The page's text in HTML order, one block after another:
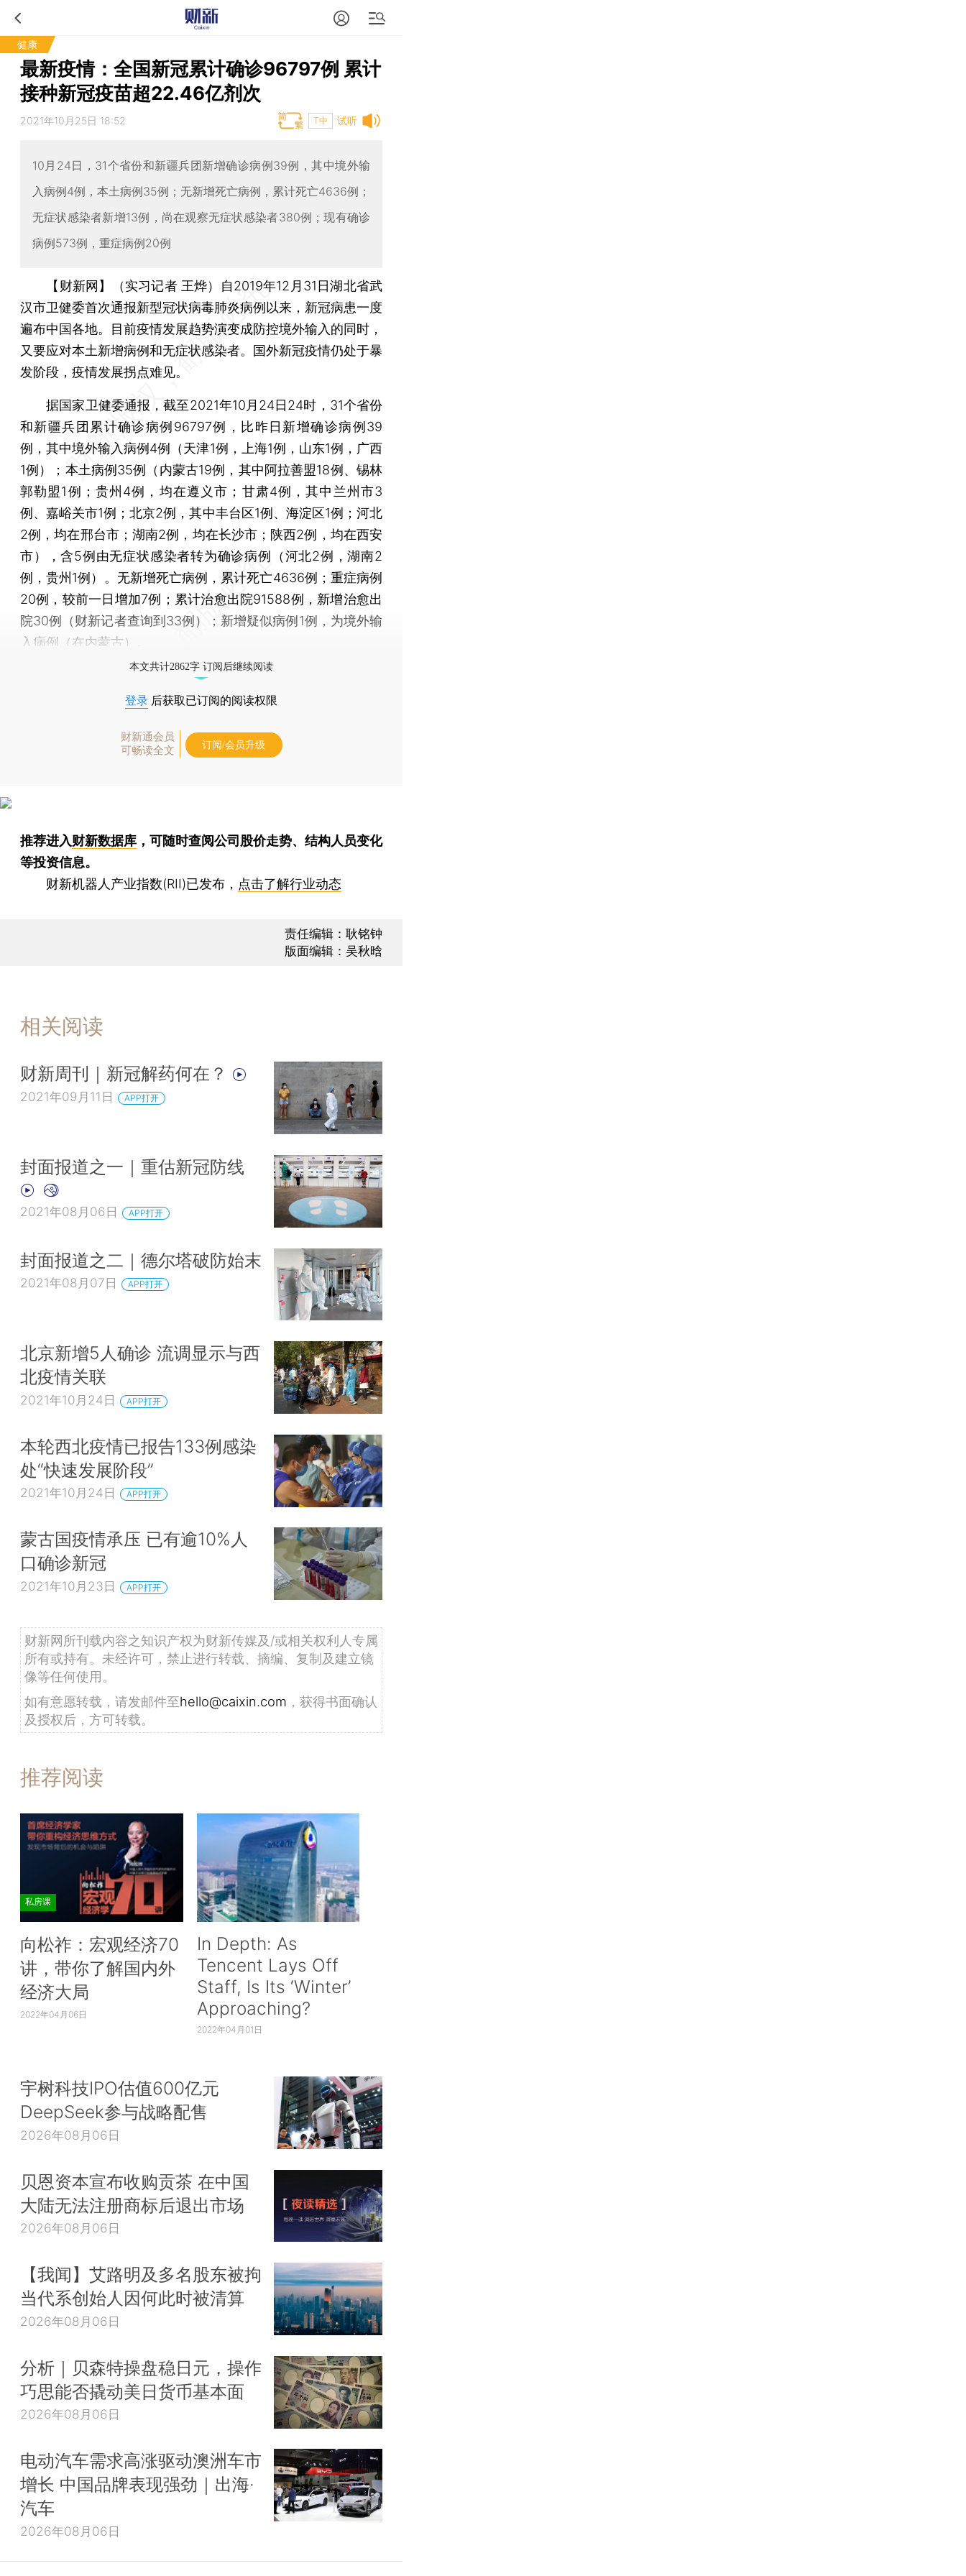
健康
最新疫情：全国新冠累计确诊96797例 累计
接种新冠疫苗超22.46亿剂次
试听
2021年10月25日 18:52 T中
10月24日，31个省份和新疆兵团新增确诊病例39例，其中境外输
入病例4例，本土病例35例；无新增死亡病例，累计死亡4636例；
无症状感染者新增13例，尚在观察无症状感染者380例；现有确诊
病例573例，重症病例20例
【财新网】（实习记者 王烨）
自2019年12月31日湖北省武
汉市卫健委首次通报新型冠状病毒肺炎病例以来，新冠病患一度
遍布中国各地。目前疫情发展趋势演变成防控境外输入的同时，
又要应对本土新增病例和无症状感染者。国外新冠疫情仍处于暴
发阶段，疫情发展拐点难见。
据国家卫健委通报，截至2021年10月24日24时，31个省份
和新疆兵团累计确诊病例96797例，比昨日新增确诊病例39
例，其中境外输入病例4例（天津1例，上海1例，山东1例，广西
1例）；本土病例35例（内蒙古19例，其中阿拉善盟18例、锡林
郭勒盟1例；贵州4例，均在遵义市；甘肃4例，其中兰州市3
例、嘉峪关市1例；北京2例，其中丰台区1例、海淀区1例；河北
2例，均在邢台市；湖南2例，均在长沙市；陕西2例，均在西安
市），含5例由无症状感染者转为确诊病例（河北2例，湖南2
例，贵州1例）。无新增死亡病例，累计死亡4636例；重症病例
20例，较前一日增加7例；累计治愈出院91588例，新增治愈出
院30例（财新记者查询到33例）；新增疑似病例1例，为境外输
入病例（在内蒙古）。
本文共计2862字 订阅后继续阅读
登录 后获取已订阅的阅读权限
财新通会员
可畅读全文
订阅/会员升级
推荐进入财新数据库 ，可随时查阅公司股价走势、结构人员变化
等投资信息。
财新机器人产业指数(RII)已发布， 点击了解行业动态
责任编辑：耿铭钟
版面编辑：吴秋晗
相关阅读
财新周刊｜新冠解药何在？
2021年09月11日 APP打开
封面报道之一｜重估新冠防线
2021年08月06日 APP打开
封面报道之二｜德尔塔破防始末
2021年08月07日 APP打开
北京新增5人确诊 流调显示与西
北疫情关联
2021年10月24日 APP打开
本轮西北疫情已报告133例感染
处“快速发展阶段”
2021年10月24日 APP打开
蒙古国疫情承压 已有逾10%人
口确诊新冠
2021年10月23日 APP打开
财新网所刊载内容之知识产权为财新传媒及/或相关权利人专属
所有或持有。未经许可，禁止进行转载、摘编、复制及建立镜
像等任何使用。
如有意愿转载，请发邮件至hello@caixin.com ，获得书面确认
及授权后，方可转载。
推荐阅读
私房课
向松祚：宏观经济70
讲，带你了解国内外
经济大局
2022年04月06日
In Depth: As
Tencent Lays Off
Staff, Is Its ‘Winter’
Approaching?
2022年04月01日
宇树科技IPO估值600亿元
DeepSeek参与战略配售
2026年08月06日
贝恩资本宣布收购贡茶 在中国
大陆无法注册商标后退出市场
2026年08月06日
【我闻】艾路明及多名股东被拘
当代系创始人因何此时被清算
2026年08月06日
分析｜贝森特操盘稳日元，操作
巧思能否撬动美日货币基本面
2026年08月06日
电动汽车需求高涨驱动澳洲车市
增长 中国品牌表现强劲｜出海·
汽车
2026年08月06日